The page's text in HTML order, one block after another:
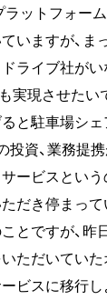
ラットフォー
いますが、
ライブ社が
実現させたい
と駐車場シ
資、業務提
ービスとい
だき停まっ
とですが、昨
ただいてい
ビスに移行し